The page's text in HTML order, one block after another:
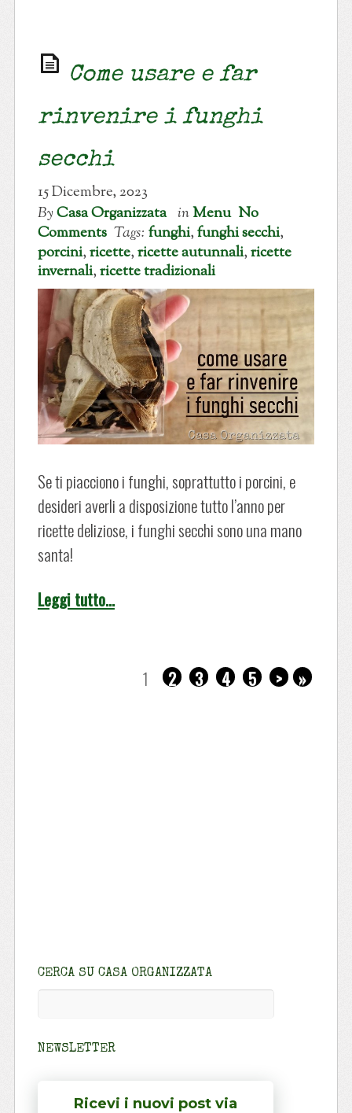
Come usare e far
rinvenire i funghi
secchi
15 Dicembre, 2023
ByCasa Organizzata inMenu No
Comments Tags: funghi,funghi secchi,
porcini,ricette,ricette autunnali,ricette
invernali,ricette tradizionali
Se ti piacciono i funghi, soprattutto i porcini, e
desideri averli a disposizione tutto l’anno per
ricette deliziose, i funghi secchi sono una mano
santa!
Leggi tutto…
1 2 3 4 5 > »
CERCA SU CASA ORGANIZZATA
NEWSLETTER
Ricevi i nuovi post via